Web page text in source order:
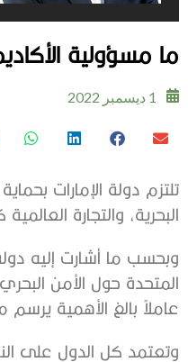
ما مسؤولية
1 ديسمبر 2022
تلتزم دولة الإمارات
البحرية، والتجارة
وبحسب ما أشارت إليه
المتحدة حول الأمن
عاملاً بالغ الأهمية يرسم
وتعتمد كل الدول على